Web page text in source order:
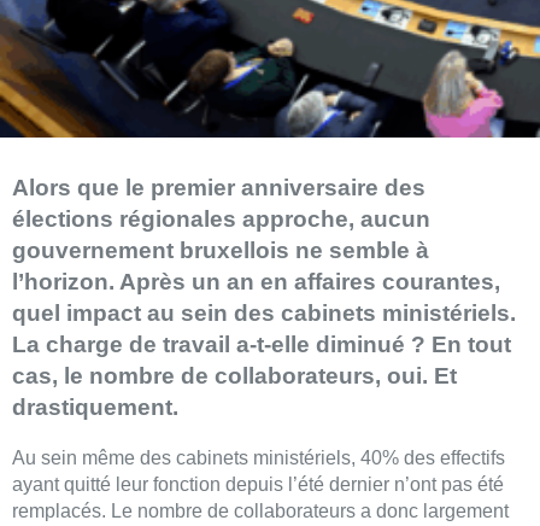
Alors que le premier anniversaire des
élections régionales approche, aucun
gouvernement bruxellois ne semble à
l’horizon. Après un an en affaires courantes,
quel impact au sein des cabinets ministériels.
La charge de travail a-t-elle diminué ? En tout
cas, le nombre de collaborateurs, oui. Et
drastiquement.
Au sein même des cabinets ministériels, 40% des effectifs
ayant quitté leur fonction depuis l’été dernier n’ont pas été
remplacés. Le nombre de collaborateurs a donc largement